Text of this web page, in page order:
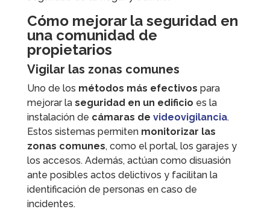
Cómo mejorar la seguridad en
una comunidad de
propietarios
Vigilar las zonas comunes
Uno de los métodos más efectivos para
mejorar la seguridad en un edificio es la
instalación de cámaras de videovigilancia.
Estos sistemas permiten monitorizar las
zonas comunes, como el portal, los garajes y
los accesos. Además, actúan como disuasión
ante posibles actos delictivos y facilitan la
identificación de personas en caso de
incidentes.